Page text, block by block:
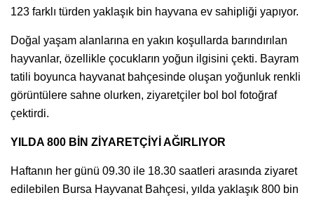
123 farklı türden yaklaşık bin hayvana ev sahipliği yapıyor.
Doğal yaşam alanlarına en yakın koşullarda barındırılan
hayvanlar, özellikle çocukların yoğun ilgisini çekti. Bayram
tatili boyunca hayvanat bahçesinde oluşan yoğunluk renkli
görüntülere sahne olurken, ziyaretçiler bol bol fotoğraf
çektirdi.
YILDA 800 BİN ZİYARETÇİYİ AĞIRLIYOR
Haftanın her günü 09.30 ile 18.30 saatleri arasında ziyaret
edilebilen Bursa Hayvanat Bahçesi, yılda yaklaşık 800 bin